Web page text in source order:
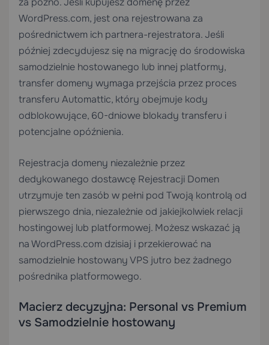
WordPress.com, jest ona rejestrowana za
pośrednictwem ich partnera-rejestratora. Jeśli
później zdecydujesz się na migrację do środowiska
samodzielnie hostowanego lub innej platformy,
transfer domeny wymaga przejścia przez proces
transferu Automattic, który obejmuje kody
odblokowujące, 60-dniowe blokady transferu i
potencjalne opóźnienia.
Rejestracja domeny niezależnie przez
dedykowanego dostawcę Rejestracji Domen
utrzymuje ten zasób w pełni pod Twoją kontrolą od
pierwszego dnia, niezależnie od jakiejkolwiek relacji
hostingowej lub platformowej. Możesz wskazać ją
na WordPress.com dzisiaj i przekierować na
samodzielnie hostowany VPS jutro bez żadnego
pośrednika platformowego.
Macierz decyzyjna: Personal vs Premium
vs Samodzielnie hostowany